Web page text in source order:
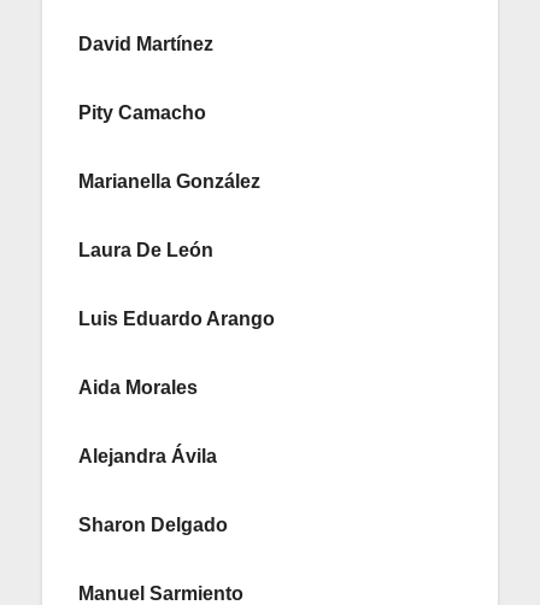
David Martínez
Pity Camacho
Marianella González
Laura De León
Luis Eduardo Arango
Aida Morales
Alejandra Ávila
Sharon Delgado
Manuel Sarmiento